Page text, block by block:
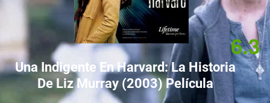
Una Indigente En Harvard: La Historia
De Liz Murray (2003) Película
6.3